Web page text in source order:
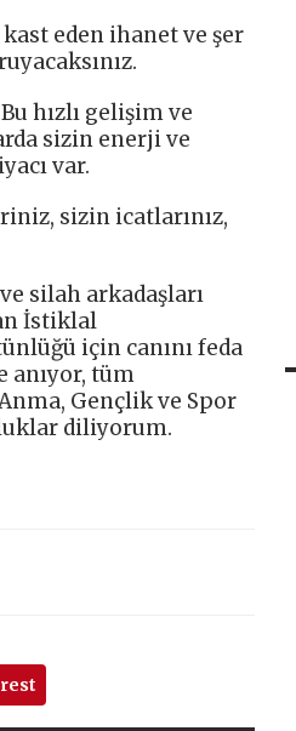
kast eden ihanet ve şer
hızlı gelişim ve
sizin enerji ve
var.
sizin icatlarınız,
silah arkadaşları
İstiklal
için canını feda
anıyor, tüm
Gençlik ve Spor
diliyorum.